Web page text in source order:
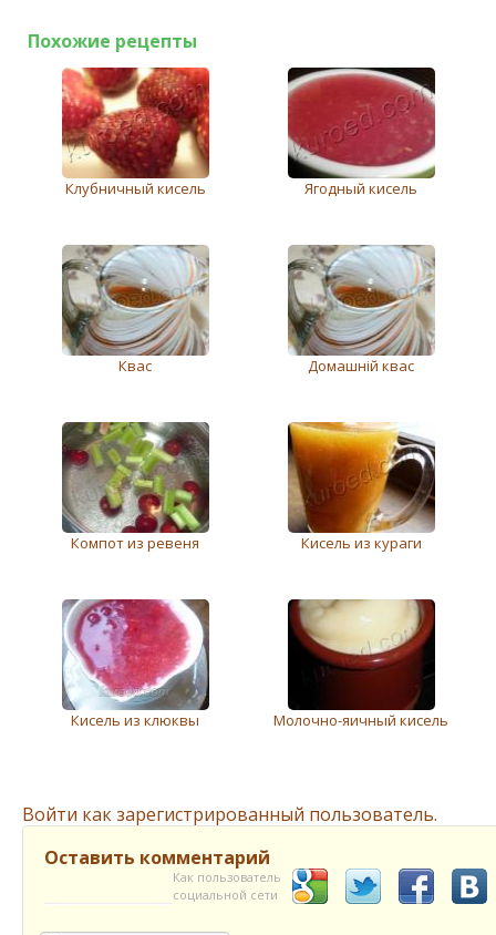
Похожие рецепты
Клубничный кисель Ягодный кисель
Квас Домашній квас
Компот из ревеня Кисель из кураги
Кисель из клюквы Молочно-яичный кисель
Войти как зарегистрированный пользователь.
Оставить комментарий
Как пользователь
социальной сети